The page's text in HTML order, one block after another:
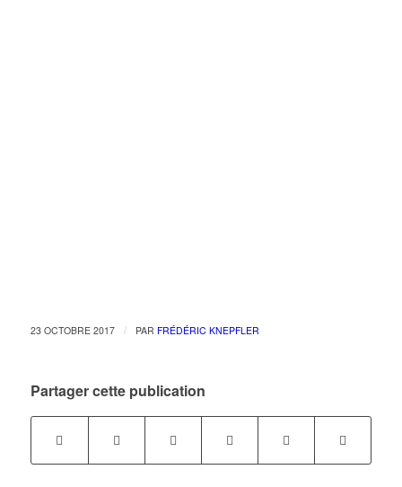
23 OCTOBRE 2017 / PAR FRÉDÉRIC KNEPFLER
Partager cette publication